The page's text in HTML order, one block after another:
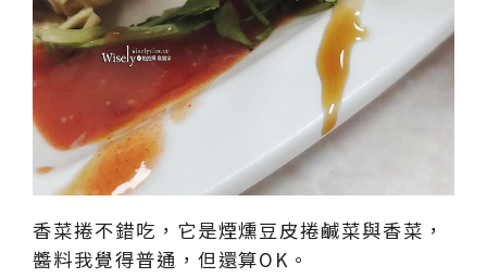
香菜捲不錯吃，它是煙燻豆皮捲鹹菜與香菜，
醬料我覺得普通，但還算OK。